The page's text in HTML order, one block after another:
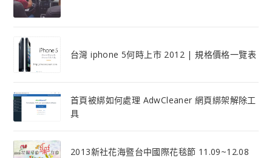
台灣 iphone 5何時上市 2012 | 規格價格一覽表
首頁被綁如何處理 AdwCleaner 網頁綁架解除工
具
2013新社花海暨台中國際花毯節 11.09~12.08